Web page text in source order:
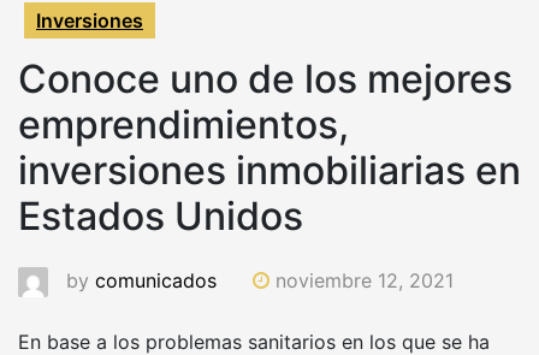
Inversiones
Conoce uno de los mejores
emprendimientos,
inversiones inmobiliarias en
Estados Unidos
by comunicados noviembre 12, 2021
En base a los problemas sanitarios en los que se ha